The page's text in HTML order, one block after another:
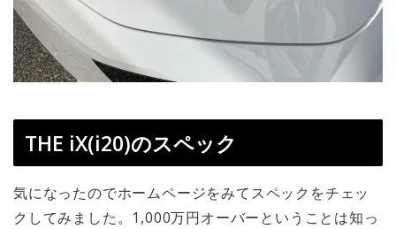
THE iX(i20)のスペック
気になったのでホームページをみてスペックをチェッ
クしてみました。1,000万円オーバーということは知っ